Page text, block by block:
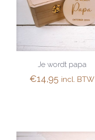
Je wordt papa
€14,95 incl. BTW